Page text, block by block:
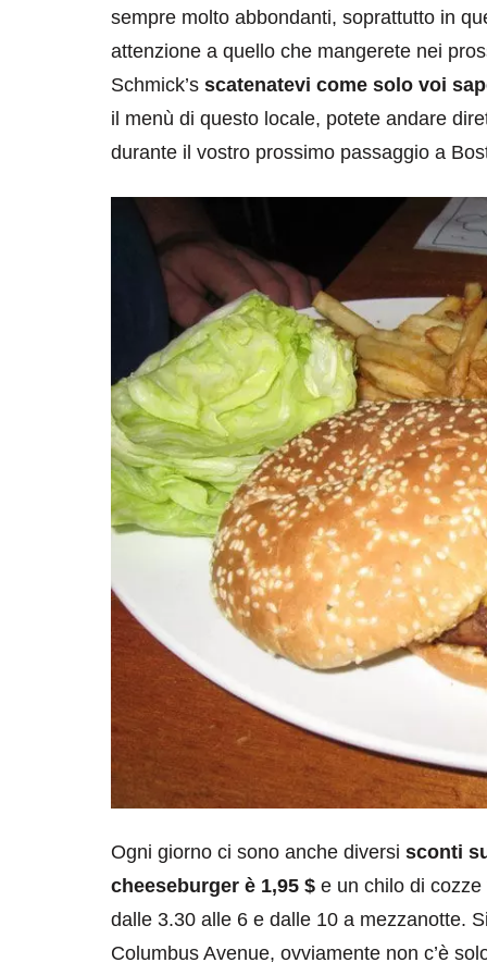
sempre molto abbondanti, soprattutto in
attenzione a quello che mangerete nei
Schmick’s scatenatevi come solo voi
il menù di questo locale, potete andare
durante il vostro prossimo passaggio a
Ogni giorno ci sono anche diversi sconti
cheeseburger è 1,95 $ e un chilo di
dalle 3.30 alle 6 e dalle 10 a mezzanotte.
Columbus Avenue, ovviamente non c’è